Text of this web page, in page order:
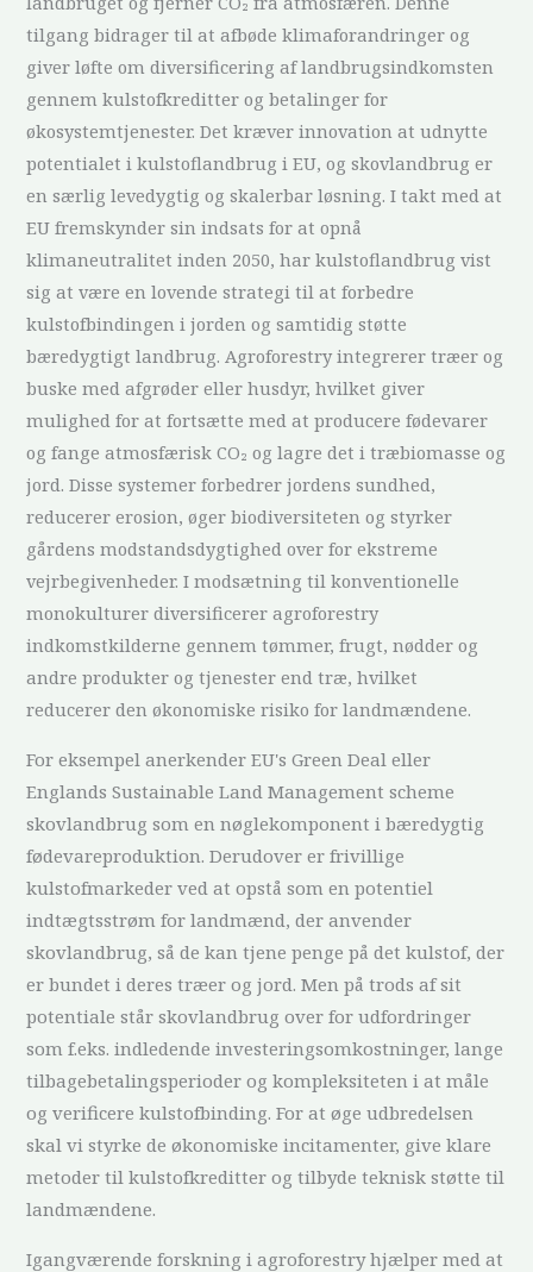
tilgang bidrager til at afbøde klimaforandringer og
giver løfte om diversificering af landbrugsindkomsten
gennem kulstofkreditter og betalinger for
økosystemtjenester. Det kræver innovation at udnytte
potentialet i kulstoflandbrug i EU, og skovlandbrug er
en særlig levedygtig og skalerbar løsning. I takt med at
EU fremskynder sin indsats for at opnå
klimaneutralitet inden 2050, har kulstoflandbrug vist
sig at være en lovende strategi til at forbedre
kulstofbindingen i jorden og samtidig støtte
bæredygtigt landbrug. Agroforestry integrerer træer og
buske med afgrøder eller husdyr, hvilket giver
mulighed for at fortsætte med at producere fødevarer
og fange atmosfærisk CO₂ og lagre det i træbiomasse og
jord. Disse systemer forbedrer jordens sundhed,
reducerer erosion, øger biodiversiteten og styrker
gårdens modstandsdygtighed over for ekstreme
vejrbegivenheder. I modsætning til konventionelle
monokulturer diversificerer agroforestry
indkomstkilderne gennem tømmer, frugt, nødder og
andre produkter og tjenester end træ, hvilket
reducerer den økonomiske risiko for landmændene.
For eksempel anerkender EU's Green Deal eller
Englands Sustainable Land Management scheme
skovlandbrug som en nøglekomponent i bæredygtig
fødevareproduktion. Derudover er frivillige
kulstofmarkeder ved at opstå som en potentiel
indtægtsstrøm for landmænd, der anvender
skovlandbrug, så de kan tjene penge på det kulstof, der
er bundet i deres træer og jord. Men på trods af sit
potentiale står skovlandbrug over for udfordringer
som f.eks. indledende investeringsomkostninger, lange
tilbagebetalingsperioder og kompleksiteten i at måle
og verificere kulstofbinding. For at øge udbredelsen
skal vi styrke de økonomiske incitamenter, give klare
metoder til kulstofkreditter og tilbyde teknisk støtte til
landmændene.
Igangværende forskning i agroforestry hjælper med at